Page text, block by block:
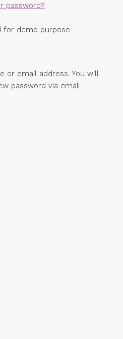
password?
for demo purpose.
or email address. You will
password via email.